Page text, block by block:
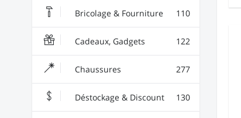
Bricolage & Fourniture 110
Cadeaux, Gadgets 122
Chaussures 277
Déstockage & Discount 130